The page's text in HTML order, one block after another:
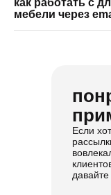
как работать с
мебели через
Если